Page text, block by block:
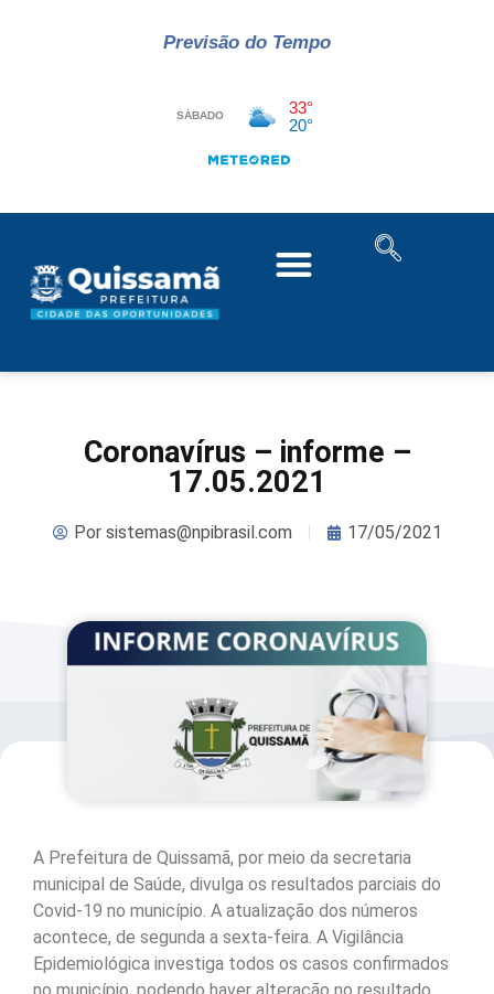
Previsão do Tempo
Coronavírus – informe –
17.05.2021
Porsistemas@npibrasil.com 17/05/2021
A Prefeitura de Quissamã, por meio da secretaria
municipal de Saúde, divulga os resultados parciais do
Covid-19 no município. A atualização dos números
acontece, de segunda a sexta-feira. A Vigilância
Epidemiológica investiga todos os casos confirmados